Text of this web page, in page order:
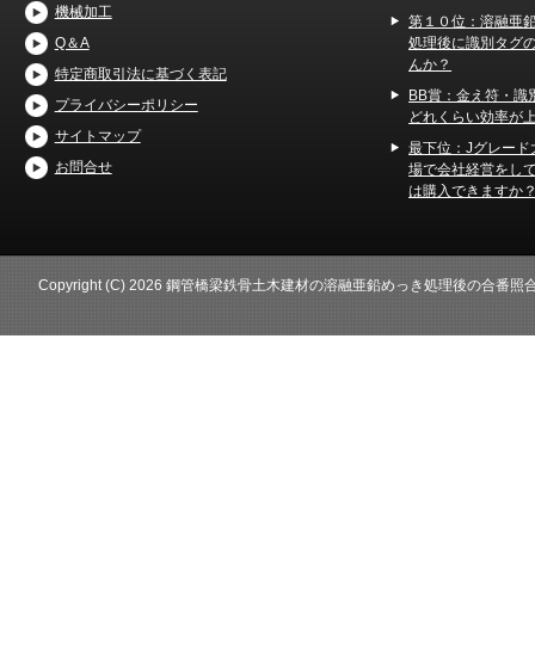
機械加工
Q＆A
特定商取引法に基づく表記
プライバシーポリシー
サイトマップ
お問合せ
第１０位：溶融亜
処理後に識別タグ
んか？
BB賞：金え符・識
どれくらい効率が
最下位：Jグレード
場で会社経営をし
は購入できますか
Copyright (C) 2026 鋼管橋梁鉄骨土木建材の溶融亜鉛めっき処理後の合番